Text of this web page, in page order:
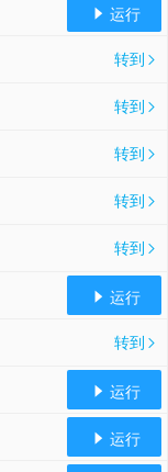
 运行
转到 
转到 
转到 
转到 
转到 
 运行
转到 
 运行
 运行